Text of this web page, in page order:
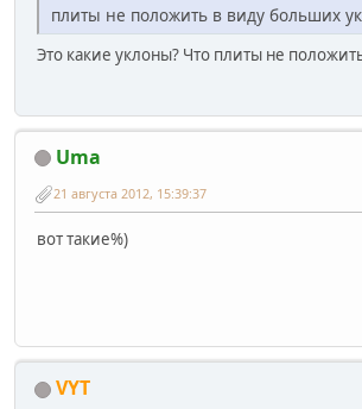
плиты не положить в виду больших
Это какие уклоны? Что плиты не
Uma
21 августа 2012, 15:39:37
вот такие%)
VYT